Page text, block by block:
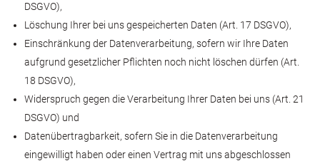
DSGVO),
Löschung Ihrer bei uns gespeicherten Daten (Art. 17 DSGVO),
Einschränkung der Datenverarbeitung, sofern wir Ihre Daten
aufgrund gesetzlicher Pflichten noch nicht löschen dürfen (Art.
18 DSGVO),
Widerspruch gegen die Verarbeitung Ihrer Daten bei uns (Art. 21
DSGVO) und
Datenübertragbarkeit, sofern Sie in die Datenverarbeitung
eingewilligt haben oder einen Vertrag mit uns abgeschlossen